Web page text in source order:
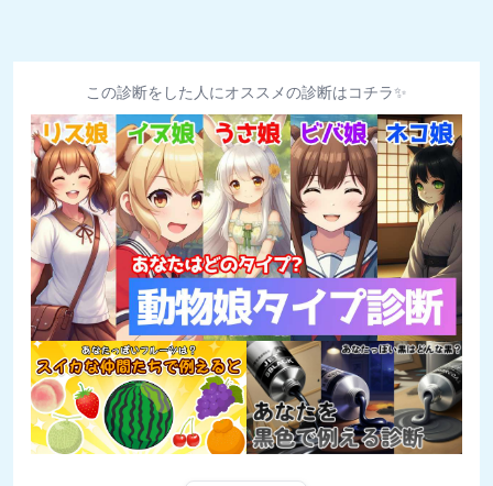
この診断をした人にオススメの診断はコチラ✨